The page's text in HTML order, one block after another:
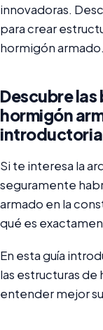
innovadoras.
para crear
hormigón armado.
Descubre
hormigón
introductoria
Si te interesa la
seguramente
armado en la
qué es
En esta guía
las estructuras
entender mejor